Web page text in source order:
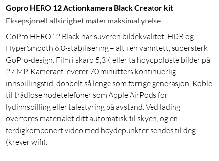
Gopro HERO 12 Actionkamera Black Creator kit
Eksepsjonell allsidighet møter maksimal ytelse
GoPro HERO12 Black har suveren bildekvalitet, HDR og
HyperSmooth 6.0-stabilisering – alt i en vanntett, supersterk
GoPro-design. Film i skarp 5,3K eller ta høyoppløste bilder på
27 MP. Kameraet leverer 70 minutters kontinuerlig
innspillingstid, dobbelt så lenge som forrige generasjon. Koble
til trådløse hodetelefoner som Apple AirPods for
lydinnspilling eller talestyring på avstand. Ved lading
overføres materialet ditt automatisk til skyen, og en
ferdigkomponert video med høydepunkter sendes til deg
(krever wifi).